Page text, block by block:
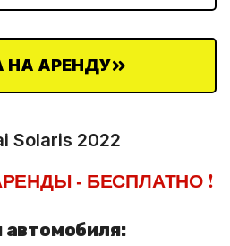
НА АРЕНДУ
Solaris 2022
- БЕСПЛАТНО !
автомобиля: